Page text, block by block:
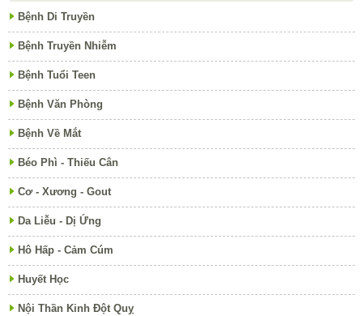
Bệnh Di Truyền
Bệnh Truyền Nhiễm
Bệnh Tuổi Teen
Bệnh Văn Phòng
Bệnh Về Mắt
Béo Phì - Thiếu Cân
Cơ - Xương - Gout
Da Liễu - Dị Ứng
Hô Hấp - Cảm Cúm
Huyết Học
Nội Thần Kinh Đột Quỵ